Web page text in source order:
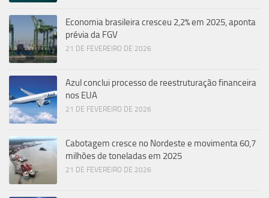
Economia brasileira cresceu 2,2% em 2025, aponta
prévia da FGV
21 DE FEVEREIRO DE 2026
Azul conclui processo de reestruturação financeira
nos EUA
21 DE FEVEREIRO DE 2026
Cabotagem cresce no Nordeste e movimenta 60,7
milhões de toneladas em 2025
21 DE FEVEREIRO DE 2026